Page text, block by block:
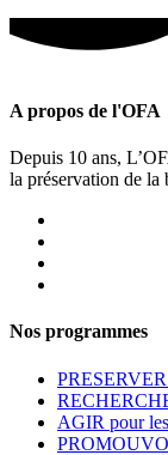
A propos de l'OFA
Depuis 10 ans,
la préservation de la
Nos programmes
AGIR pour